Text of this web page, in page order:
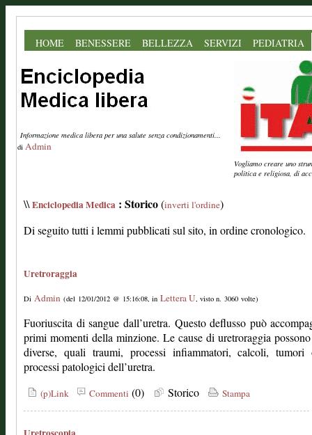
HOME BENESSERE BELLEZZA SERVIZI PEDIATRIA
Informazione medica libera per una salute senza condizionamenti...
di Admin
Vogliamo creare uno
politica e religiosa, di
\\Enciclopedia Medica : Storico(inverti l'ordine)
Di seguito tutti i lemmi pubblicati sul sito, in ordine cronologico.
Uretroraggia
Di Admin (del 12/01/2012 @ 15:16:08, in Lettera U, visto n. 3060 volte)
Fuoriuscita di sangue dall’uretra. Questo deflusso può
primi momenti della minzione. Le cause di uretroraggia possono
diverse, quali traumi, processi infiammatori, calcoli,
processi patologici dell’uretra.
(p)Link Commenti (0) Storico Stampa